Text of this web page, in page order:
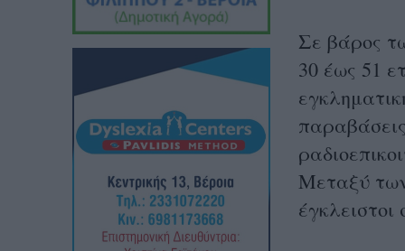
Σε βάρος
30 έως 51
Μεταξύ